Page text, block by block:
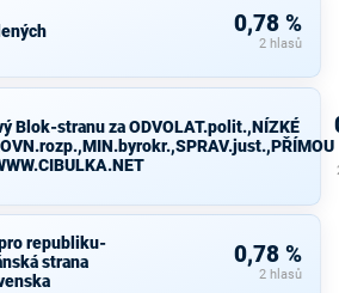
0,78 %
2 hlasů
Blok-stranu za ODVOLAT.polit.,NÍZKÉ
republiku-
strana
0,78 %
2 hlasů